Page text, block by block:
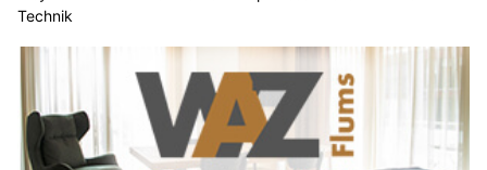
Technik